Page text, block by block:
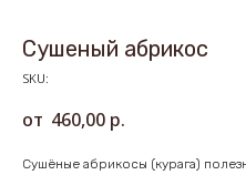
Сушеный абрикос
SKU:
460,00 р.
Сушёные абрикосы (курага)